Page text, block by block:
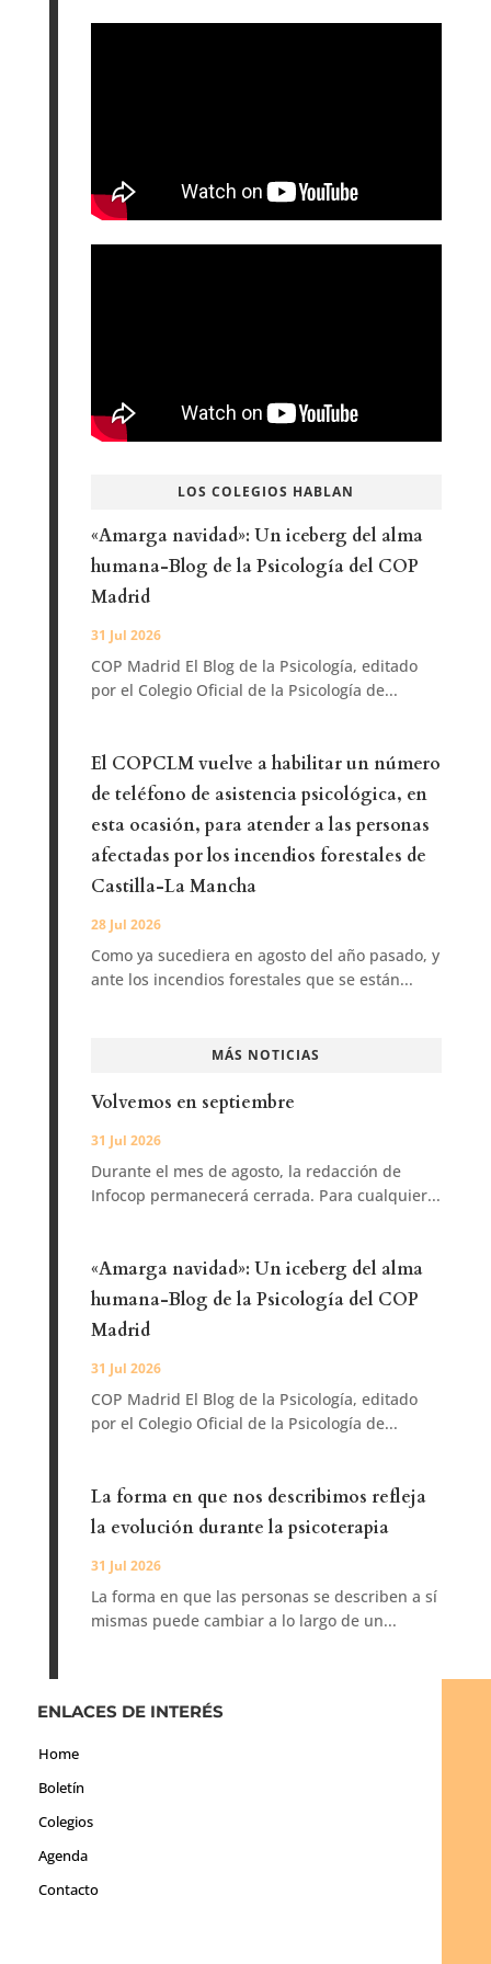
LOS COLEGIOS HABLAN
«Amarga navidad»: Un iceberg del alma
humana-Blog de la Psicología del COP
Madrid
31 Jul 2026
COP Madrid El Blog de la Psicología, editado
por el Colegio Oficial de la Psicología de...
El COPCLM vuelve a habilitar un número
de teléfono de asistencia psicológica, en
esta ocasión, para atender a las personas
afectadas por los incendios forestales de
Castilla-La Mancha
28 Jul 2026
Como ya sucediera en agosto del año pasado, y
ante los incendios forestales que se están...
MÁS NOTICIAS
Volvemos en septiembre
31 Jul 2026
Durante el mes de agosto, la redacción de
Infocop permanecerá cerrada. Para cualquier...
«Amarga navidad»: Un iceberg del alma
humana-Blog de la Psicología del COP
Madrid
31 Jul 2026
COP Madrid El Blog de la Psicología, editado
por el Colegio Oficial de la Psicología de...
La forma en que nos describimos refleja
la evolución durante la psicoterapia
31 Jul 2026
La forma en que las personas se describen a sí
mismas puede cambiar a lo largo de un...
ENLACES DE INTERÉS
Home
Boletín
Colegios
Agenda
Contacto